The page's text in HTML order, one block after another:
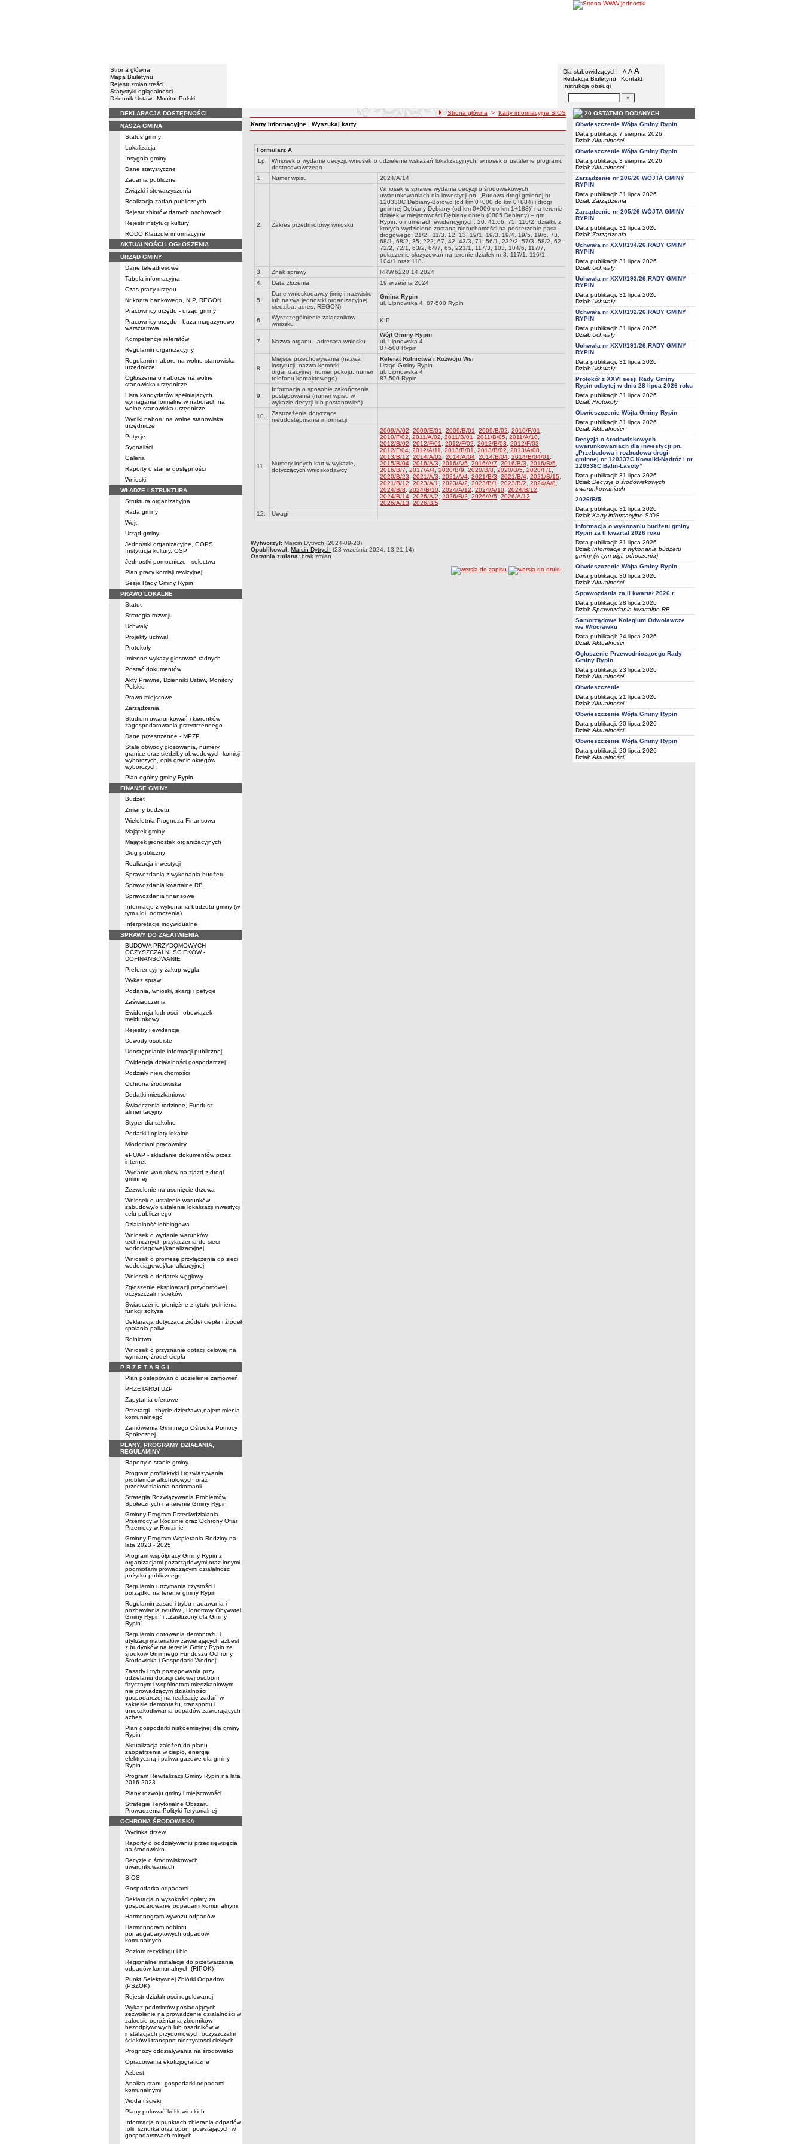
Strona główna
Mapa Biuletynu
Rejestr zmian treści
Statystyki oglądalności
Dziennik Ustaw
Monitor Polski
Gmina Rypin
Menu dodatkowe
Dla słabowidzących A pomniejsz czcionkę
A standardowy rozmiar czcionki
A
Redakcja Biuletynu
Kontakt
Instrukcja obsługi
Wyszukiwarka artykułów
Menu
DEKLARACJA DOSTĘPNOŚCI
NASZA GMINA
Status gminy
Lokalizacja
Insygnia gminy
Dane statystyczne
Zadania publiczne
Związki i stowarzyszenia
Realizacja zadań publicznych
Rejestr zbiorów danych osobowych
Rejestr instytucji kultury
RODO Klauzule informacyjne
AKTUALNOŚCI I OGŁOSZENIA
URZĄD GMINY
Dane teleadresowe
Tabela informacyjna
Czas pracy urzędu
Nr konta bankowego, NIP, REGON
Pracownicy urzędu - urząd gminy
Pracownicy urzędu - baza magazynowo -
warsztatowa
Kompetencje referatów
Regulamin organizacyjny
Regulamin naboru na wolne stanowiska
urzędnicze
Ogłoszenia o naborze na wolne
stanowiska urzędnicze
Lista kandydatów spełniających
wymagania formalne w naborach na
wolne stanowiska urzędnicze
Wyniki naboru na wolne stanowiska
urzędnicze
Petycje
Sygnaliści
Galeria
Raporty o stanie dostępności
Wnioski
WŁADZE I STRUKTURA
Struktura organizacyjna
Rada gminy
Wójt
Urząd gminy
Jednostki organizacyjne, GOPS,
Instytucja kultury, OSP
Jednostki pomocnicze - sołectwa
Plan pracy komisji rewizyjnej
Sesje Rady Gminy Rypin
PRAWO LOKALNE
Statut
Strategia rozwoju
Uchwały
Projekty uchwał
Protokoły
Imienne wykazy głosowań radnych
Postać dokumentów
Akty Prawne, Dzienniki Ustaw, Monitory
Polskie
Prawo miejscowe
Zarządzenia
Studium uwarunkowań i kierunków
zagospodarowania przestrzennego
Dane przestrzenne - MPZP
Stałe obwody głosowania, numery,
granice oraz siedziby obwodowych komisji
wyborczych, opis granic okręgów
wyborczych
Plan ogólny gminy Rypin
FINANSE GMINY
Budżet
Zmiany budżetu
Wieloletnia Prognoza Finansowa
Majątek gminy
Majątek jednostek organizacyjnych
Dług publiczny
Realizacja inwestycji
Sprawozdania z wykonania budżetu
Sprawozdania kwartalne RB
Sprawozdania finansowe
Informacje z wykonania budżetu gminy (w
tym ulgi, odroczenia)
Interpretacje indywidualne
SPRAWY DO ZAŁATWIENIA
BUDOWA PRZYDOMOWYCH
OCZYSZCZALNI ŚCIEKÓW -
DOFINANSOWANIE
Preferencyjny zakup węgla
Wykaz spraw
Podania, wnioski, skargi i petycje
Zaświadczenia
Ewidencja ludności - obowiązek
meldunkowy
Rejestry i ewidencje
Dowody osobiste
Udostępnianie informacji publicznej
Ewidencja działalności gospodarczej
Podziały nieruchomości
Ochrona środowiska
Dodatki mieszkaniowe
Świadczenia rodzinne, Fundusz
alimentacyjny
Stypendia szkolne
Podatki i opłaty lokalne
Młodociani pracownicy
ePUAP - składanie dokumentów przez
internet
Wydanie warunków na zjazd z drogi
gminnej
Zezwolenie na usunięcie drzewa
Wniosek o ustalenie warunków
zabudowy/o ustalenie lokalizacji inwestycji
celu publicznego
Działalność lobbingowa
Wniosek o wydanie warunków
technicznych przyłączenia do sieci
wodociągowej/kanalizacyjnej
Wniosek o promesę przyłączenia do sieci
wodociągowej/kanalizacyjnej
Wniosek o dodatek węglowy
Zgłoszenie eksploatacji przydomowej
oczyszczalni ścieków
Świadczenie pieniężne z tytułu pełnienia
funkcji sołtysa
Deklaracja dotycząca źródeł ciepła i źródeł
spalania paliw
Rolnictwo
Wniosek o przyznanie dotacji celowej na
wymianę źródeł ciepła
P R Z E T A R G I
Plan postepowań o udzielenie zamówień
PRZETARGI UZP
Zapytania ofertowe
Przetargi - zbycie,dzierżawa,najem mienia
komunalnego
Zamówienia Gminnego Ośrodka Pomocy
Społecznej
PLANY, PROGRAMY DZIAŁANIA,
REGULAMINY
Raporty o stanie gminy
Program profilaktyki i rozwiązywania
problemów alkoholowych oraz
przeciwdziałania narkomanii
Strategia Rozwiązywania Problemów
Społecznych na terenie Gminy Rypin
Gminny Program Przeciwdziałania
Przemocy w Rodzinie oraz Ochrony Ofiar
Przemocy w Rodzinie
Gminny Program Wspierania Rodziny na
lata 2023 - 2025
Program współpracy Gminy Rypin z
organizacjami pozarządowymi oraz innymi
podmiotami prowadzącymi działalność
pożytku publicznego
Regulamin utrzymania czystości i
porządku na terenie gminy Rypin
Regulamin zasad i trybu nadawania i
pozbawiania tytułów ,,Honorowy Obywatel
Gminy Rypin' i ,,Zasłużony dla Gminy
Rypin'
Regulamin dotowania demontażu i
utylizacji materiałów zawierających azbest
z budynków na terenie Gminy Rypin ze
środków Gminnego Funduszu Ochrony
Środowiska i Gospodarki Wodnej
Zasady i tryb postępowania przy
udzielaniu dotacji celowej osobom
fizycznym i wspólnotom mieszkaniowym
nie prowadzącym działalności
gospodarczej na realizację zadań w
zakresie demontażu, transportu i
unieszkodliwiania odpadów zawierających
azbes
Plan gospodarki niskoemisyjnej dla gminy
Rypin
Aktualizacja założeń do planu
zaopatrzenia w ciepło, energię
elektryczną i paliwa gazowe dla gminy
Rypin
Program Rewitalizacji Gminy Rypin na lata
2016-2023
Plany rozwoju gminy i miejscowości
Strategie Terytorialne Obszaru
Prowadzenia Polityki Terytorialnej
OCHRONA ŚRODOWISKA
Wycinka drzew
Raporty o oddziaływaniu przedsięwzięcia
na środowisko
Decyzje o środowiskowych
uwarunkowaniach
SIOS
Gospodarka odpadami
Deklaracja o wysokości opłaty za
gospodarowanie odpadami komunalnymi
Harmonogram wywozu odpadów
Harmonogram odbioru
ponadgabarytowych odpadów
komunalnych
Poziom recyklingu i bio
Regionalne instalacje do przetwarzania
odpadów komunalnych (RIPOK)
Punkt Selektywnej Zbiórki Odpadów
(PSZOK)
Rejestr działalności regulowanej
Wykaz podmiotów posiadających
zezwolenie na prowadzenie działalności w
zakresie opróżniania zbiorników
bezodpływowych lub osadników w
instalacjach przydomowych oczyszczalni
ścieków i transport nieczystości ciekłych
Prognozy oddziaływania na środowisko
Opracowania ekofizjograficzne
Azbest
Analiza stanu gospodarki odpadami
komunalnymi
Woda i ścieki
Plany polowań kół łowieckich
Informacja o punktach zbierania odpadów
folii, sznurka oraz opon, powstających w
gospodarstwach rolnych
ścieżka nawigacji
Strona główna > Karty informacyjne SIOS
Karty informacyjne | Wyszukaj karty
Formularz A
Lp.
Wniosek o wydanie decyzji, wniosek o udzielenie wskazań lokalizacyjnych, wniosek o ustalenie programu
dostosowawczego
1.
Numer wpisu 2024/A/14
2. Zakres przedmiotowy wniosku
Wniosek w sprawie wydania decyzji o środowiskowych
uwarunkowaniach dla inwestycji pn. „Budowa drogi gminnej nr
120330C Dębiany-Borowo (od km 0+000 do km 0+884) i drogi
gminnej Dębiany-Dębiany (od km 0+000 do km 1+188)” na terenie
działek w miejscowości Dębiany obręb (0005 Dębiany) – gm.
Rypin, o numerach ewidencyjnych: 20, 41,66, 75, 116/2, działki, z
których wydzielone zostaną nieruchomości na poszerzenie pasa
drogowego: 21/2 , 11/3, 12, 13, 19/1, 19/3, 19/4, 19/5, 19/6, 73,
68/1, 68/2, 35, 222, 67, 42, 43/3, 71, 56/1, 232/2, 57/3, 58/2, 62,
72/2, 72/1, 63/2, 64/7, 65, 221/1, 117/3, 103, 104/6, 117/7,
połączenie skrzyżowań na terenie działek nr 8, 117/1, 116/1,
104/1 oraz 118.
3.
Znak sprawy
RRW.6220.14.2024
4.
Data złożenia 19 września 2024
5.
Dane wnioskodawcy (imię i nazwisko
lub nazwa jednostki organizacyjnej,
siedziba, adres, REGON)
Gmina Rypin
ul. Lipnowska 4, 87-500 Rypin
6.
Wyszczególnienie załączników
wniosku
KIP
7. Nazwa organu - adresata wniosku
Wójt Gminy Rypin
ul. Lipnowska 4
87-500 Rypin
8.
Miejsce przechowywania (nazwa
instytucji, nazwa komórki
organizacyjnej, numer pokoju, numer
telefonu kontaktowego)
Referat Rolnictwa i Rozwoju Wsi
Urząd Gminy Rypin
ul. Lipnowska 4
87-500 Rypin
9.
Informacja o sposobie zakończenia
postępowania (numer wpisu w
wykazie decyzji lub postanowień)
10.
Zastrzeżenia dotyczące
nieudostępniania informacji
11.
Numery innych kart w wykazie,
dotyczących wnioskodawcy
2009/A/02 2009/E/01 2009/B/01 2009/B/02 2010/F/01
2010/F/02
2011/A/02 2011/B/01 2011/B/05 2011/A/10
2012/B/02
2012/F/01 2012/F/02 2012/B/03 2012/F/03
2012/F/04 2012/A/11 2013/B/01 2013/B/02 2013/A/08
2013/B/12
2014/A/02 2014/A/04 2014/B/04 2014/B/04/01
2015/B/04 2016/A/3 2016/A/5 2016/A/7 2016/B/3 2016/B/5
2016/B/7
2017/A/4 2020/B/9 2020/B/8 2020/B/5 2020/F/1
2020/B/23
2021/A/3 2021/A/4 2021/B/3 2021/B/4 2021/B/15
2021/B/12
2023/A/1 2023/A/2 2023/B/1 2023/B/2 2024/A/8
2024/B/8
2024/B/10 2024/A/12 2024/A/10 2024/B/12
2024/B/14 2026/A/2 2026/B/2 2026/A/5 2026/A/12
2026/A/13
2026/B/5
12.
Uwagi
Wytworzył: Marcin Dytrych (2024-09-23)
Opublikował: Marcin Dytrych (23 września 2024, 13:21:14)
Ostatnia zmiana: brak zmian
20 OSTATNIO DODANYCH
Obwieszczenie Wójta Gminy Rypin
Data publikacji: 7 sierpnia 2026
Dział: Aktualności
Obwieszczenie Wójta Gminy Rypin
Data publikacji: 3 sierpnia 2026
Dział: Aktualności
Zarządzenie nr 206/26 WÓJTA GMINY
RYPIN
Data publikacji: 31 lipca 2026
Dział: Zarządzenia
Zarządzenie nr 205/26 WÓJTA GMINY
RYPIN
Data publikacji: 31 lipca 2026
Dział: Zarządzenia
Uchwała nr XXVI/194/26 RADY GMINY
RYPIN
Data publikacji: 31 lipca 2026
Dział: Uchwały
Uchwała nr XXVI/193/26 RADY GMINY
RYPIN
Data publikacji: 31 lipca 2026
Dział: Uchwały
Uchwała nr XXVI/192/26 RADY GMINY
RYPIN
Data publikacji: 31 lipca 2026
Dział: Uchwały
Uchwała nr XXVI/191/26 RADY GMINY
RYPIN
Data publikacji: 31 lipca 2026
Dział: Uchwały
Protokół z XXVI sesji Rady Gminy
Rypin odbytej w dniu 28 lipca 2026 roku
Data publikacji: 31 lipca 2026
Dział: Protokoły
Obwieszczenie Wójta Gminy Rypin
Data publikacji: 31 lipca 2026
Dział: Aktualności
Decyzja o środowiskowych
uwarunkowaniach dla inwestycji pn.
„Przebudowa i rozbudowa drogi
gminnej nr 120337C Kowalki-Nadróż i nr
120338C Balin-Lasoty”
Data publikacji: 31 lipca 2026
Dział: Decyzje o środowiskowych
uwarunkowaniach
2026/B/5
Data publikacji: 31 lipca 2026
Dział: Karty informacyjne SIOS
Informacja o wykonaniu budżetu gminy
Rypin za II kwartał 2026 roku
Data publikacji: 31 lipca 2026
Dział: Informacje z wykonania budżetu
gminy (w tym ulgi, odroczenia)
Obwieszczenie Wójta Gminy Rypin
Data publikacji: 30 lipca 2026
Dział: Aktualności
Sprawozdania za II kwartał 2026 r.
Data publikacji: 28 lipca 2026
Dział: Sprawozdania kwartalne RB
Samorządowe Kolegium Odwoławcze
we Włocławku
Data publikacji: 24 lipca 2026
Dział: Aktualności
Ogłoszenie Przewodniczącego Rady
Gminy Rypin
Data publikacji: 23 lipca 2026
Dział: Aktualności
Obwieszczenie
Data publikacji: 21 lipca 2026
Dział: Aktualności
Obwieszczenie Wójta Gminy Rypin
Data publikacji: 20 lipca 2026
Dział: Aktualności
Obwieszczenie Wójta Gminy Rypin
Data publikacji: 20 lipca 2026
Dział: Aktualności